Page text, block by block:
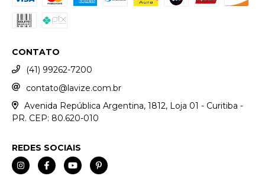
CONTATO
(41) 99262-7200
contato@lavize.com.br
Avenida República Argentina, 1812, Loja 01 - Curitiba -
PR. CEP: 80.620-010
REDES SOCIAIS